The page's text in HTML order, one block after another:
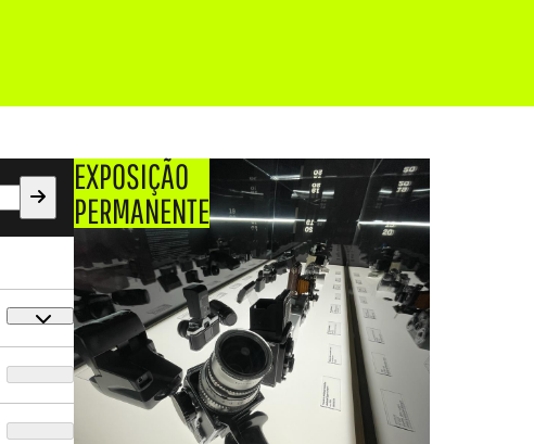
EXPOSIÇÃO
PERMANENTE